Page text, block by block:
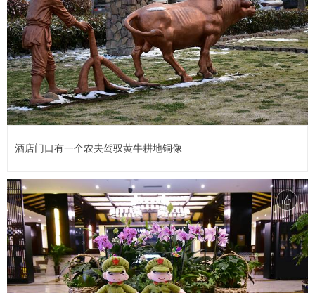
酒店门口有一个农夫驾驭黄牛耕地铜像